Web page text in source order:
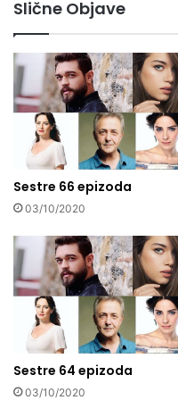
Slične Objave
Sestre 66 epizoda
03/10/2020
Sestre 64 epizoda
03/10/2020